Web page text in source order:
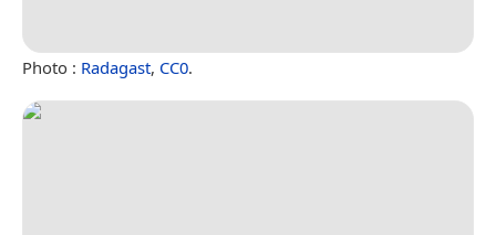
Photo : Radagast, CC0.